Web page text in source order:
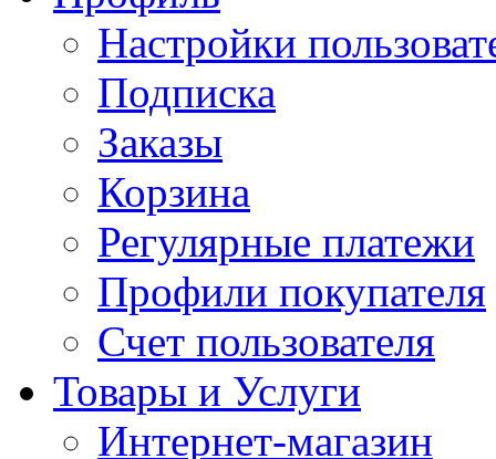
Настройки
Подписка
Заказы
Корзина
Регулярные платежи
Профили покупателя
Счет пользователя
Товары и Услуги
Интернет-магазин